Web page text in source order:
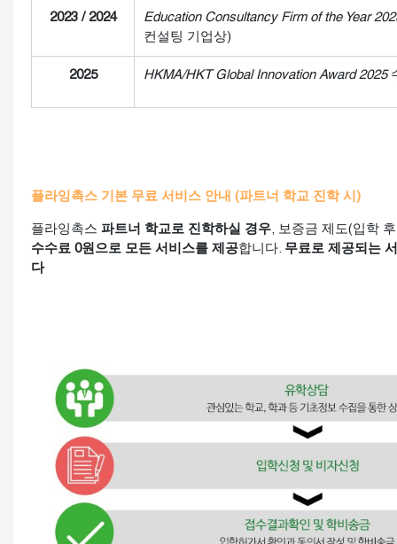
2023 / 2024
Education Consultancy Firm of the Year
컨설팅 기업상)
2025 HKMA/HKT Global Innovation Award 2025
플라잉촉스 기본 무료 서비스 안내 (파트너 학교 진학 시)
플라잉촉스 파트너 학교로 진학하실 경우, 보증금 제도(입학
수수료 0원으로 모든 서비스를 제공합니다. 무료로 제공되는
다